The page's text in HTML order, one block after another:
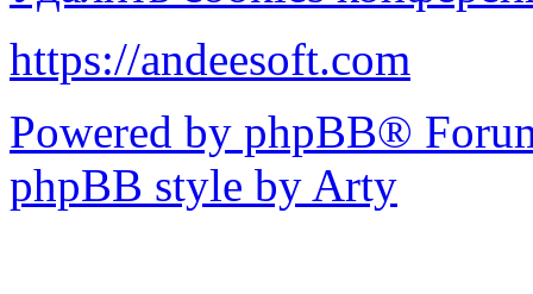
https://andeesoft.com
Powered by phpBB®
phpBB style by Arty